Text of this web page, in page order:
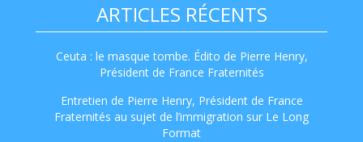
ARTICLES RÉCENTS
Ceuta : le masque tombe. Édito de Pierre Henry,
Président de France Fraternités
Entretien de Pierre Henry, Président de France
Fraternités au sujet de l’immigration sur Le Long
Format